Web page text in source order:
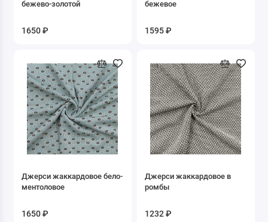
Модал
Мохер
Нейлон
Полиамид
Полиэстер
бежево-золотой
1650 ₽
бежевое
1595 ₽
Джерси жаккардовое бело-
ментоловое
1650 ₽
Джерси жаккардовое в
ромбы
1232 ₽